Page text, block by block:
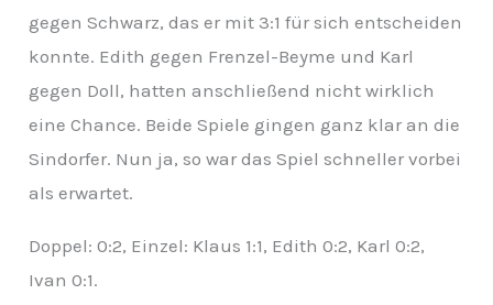
gegen Schwarz, das er mit 3:1 für sich entscheiden
konnte. Edith gegen Frenzel-Beyme und Karl
gegen Doll, hatten anschließend nicht wirklich
eine Chance. Beide Spiele gingen ganz klar an die
Sindorfer. Nun ja, so war das Spiel schneller vorbei
als erwartet.
Doppel: 0:2, Einzel: Klaus 1:1, Edith 0:2, Karl 0:2,
Ivan 0:1.